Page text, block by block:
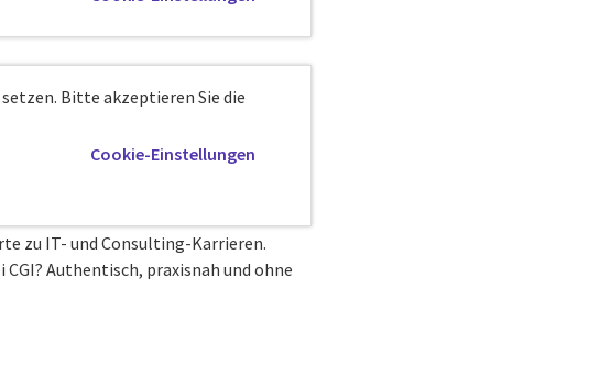
Bitte akzeptieren Sie die
Cookie-Einstellungen
zu IT- und Consulting-Karrieren.
Authentisch, praxisnah und ohne